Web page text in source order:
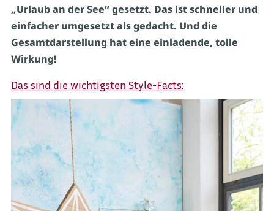
„Urlaub an der See“ gesetzt. Das ist schneller und
einfacher umgesetzt als gedacht. Und die
Gesamtdarstellung hat eine einladende, tolle
Wirkung!
Das sind die wichtigsten Style-Facts: